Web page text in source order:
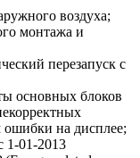
воздуха;
монтажа и
перезапуск с
основных блоков
ошибки на дисплее;
1-01-2013